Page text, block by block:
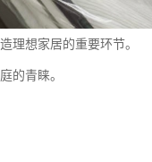
理想家居的重要环节。
的青睐。